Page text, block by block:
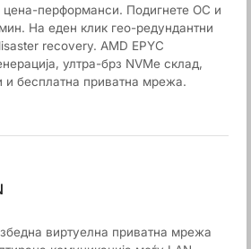
цена-перформанси. Подигнете ОС и
На еден клик гео-редундантни
recovery. AMD EPYC
ултра-брз NVMe склад,
и бесплатна приватна мрежа.
виртуелна приватна мрежа